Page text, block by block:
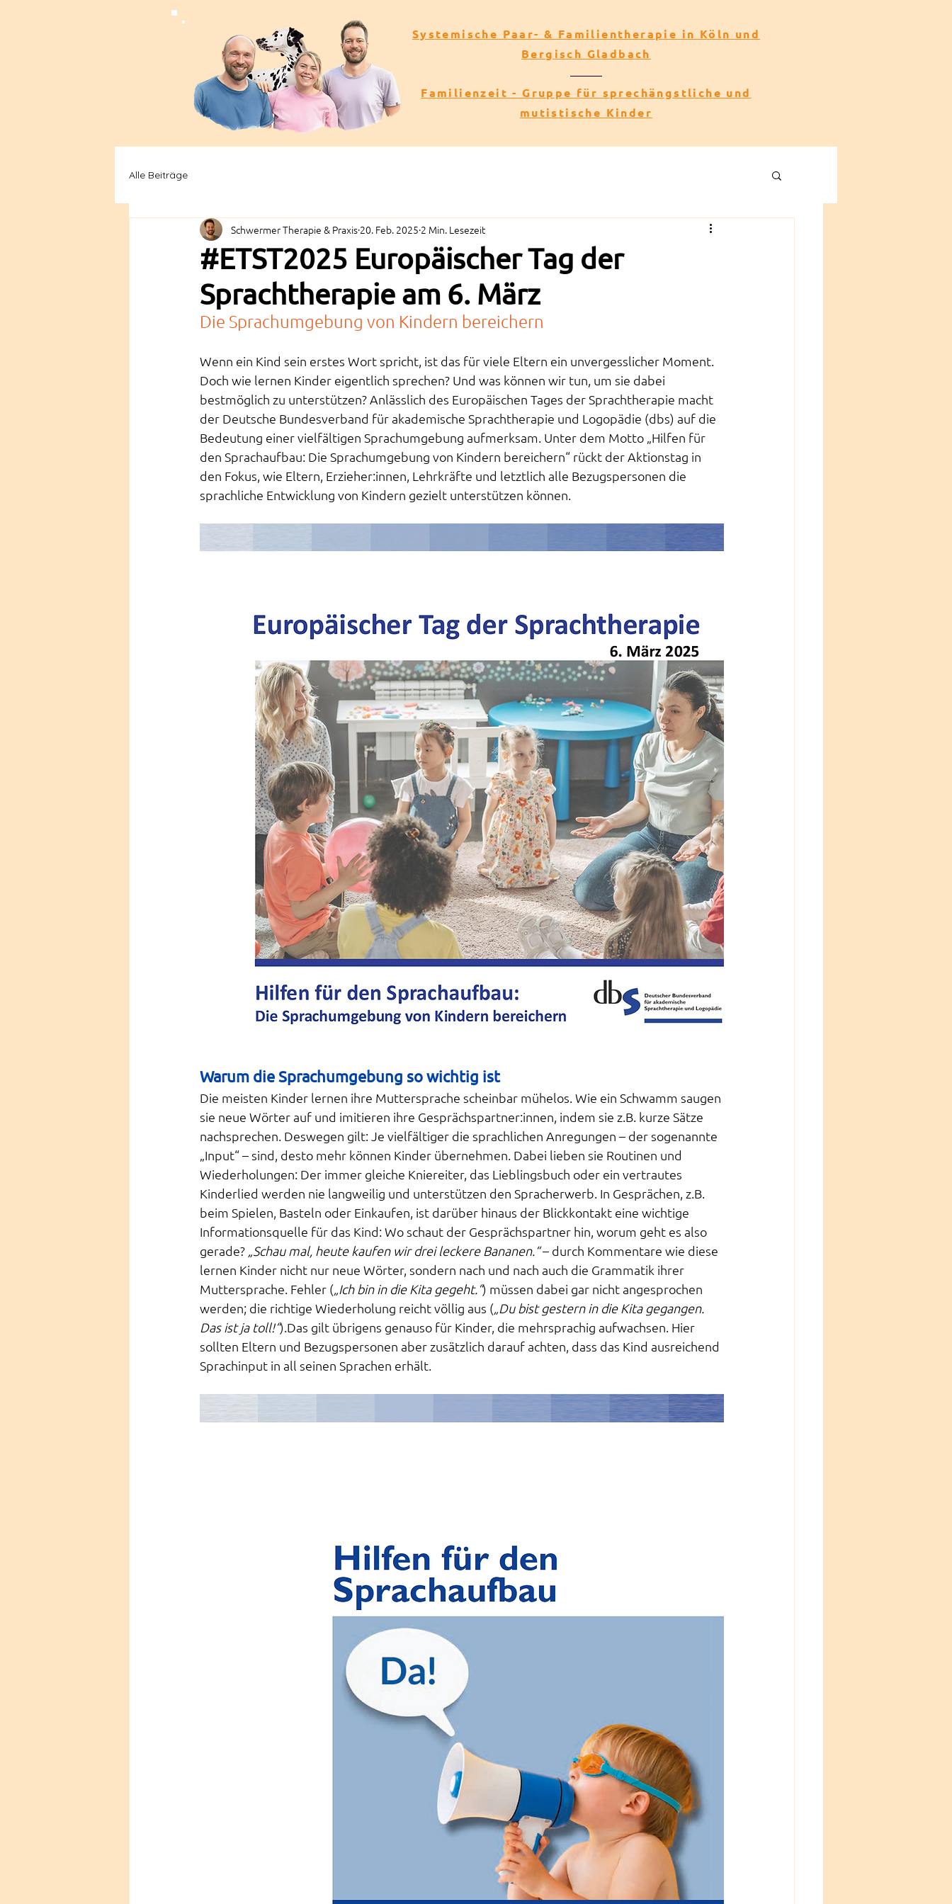
Systemische Paar- & Familientherapie in Köln und
Bergisch Gladbach
Familienzeit - Gruppe für sprechängstliche und
mutistische Kinder
Alle Beiträge
#ETST2025 Europäischer Tag der
Sprachtherapie am 6. März
Schwermer Therapie & Praxis 20. Feb. 2025 2 Min. Lesezeit
Die Sprachumgebung von Kindern bereichern
Wenn ein Kind sein erstes Wort spricht, ist das für viele Eltern ein unvergesslicher Moment.
Doch wie lernen Kinder eigentlich sprechen? Und was können wir tun, um sie dabei
bestmöglich zu unterstützen? Anlässlich des Europäischen Tages der Sprachtherapie macht
der Deutsche Bundesverband für akademische Sprachtherapie und Logopädie (dbs) auf die
Bedeutung einer vielfältigen Sprachumgebung aufmerksam. Unter dem Motto „Hilfen für
den Sprachaufbau: Die Sprachumgebung von Kindern bereichern“ rückt der Aktionstag in
den Fokus, wie Eltern, Erzieher:innen, Lehrkräfte und letztlich alle Bezugspersonen die
sprachliche Entwicklung von Kindern gezielt unterstützen können.
Warum die Sprachumgebung so wichtig ist
Die meisten Kinder lernen ihre Muttersprache scheinbar mühelos. Wie ein Schwamm saugen
sie neue Wörter auf und imitieren ihre Gesprächspartner:innen, indem sie z.B. kurze Sätze
nachsprechen. Deswegen gilt: Je vielfältiger die sprachlichen Anregungen – der sogenannte
„Input“ – sind, desto mehr können Kinder übernehmen. Dabei lieben sie Routinen und
Wiederholungen: Der immer gleiche Kniereiter, das Lieblingsbuch oder ein vertrautes
Kinderlied werden nie langweilig und unterstützen den Spracherwerb. In Gesprächen, z.B.
beim Spielen, Basteln oder Einkaufen, ist darüber hinaus der Blickkontakt eine wichtige
Informationsquelle für das Kind: Wo schaut der Gesprächspartner hin, worum geht es also
gerade? „Schau mal, heute kaufen wir drei leckere Bananen.“ – durch Kommentare wie diese
lernen Kinder nicht nur neue Wörter, sondern nach und nach auch die Grammatik ihrer
Muttersprache. Fehler („Ich bin in die Kita gegeht.“) müssen dabei gar nicht angesprochen
werden; die richtige Wiederholung reicht völlig aus („Du bist gestern in die Kita gegangen.
Das ist ja toll!“).Das gilt übrigens genauso für Kinder, die mehrsprachig aufwachsen. Hier
sollten Eltern und Bezugspersonen aber zusätzlich darauf achten, dass das Kind ausreichend
Sprachinput in all seinen Sprachen erhält.